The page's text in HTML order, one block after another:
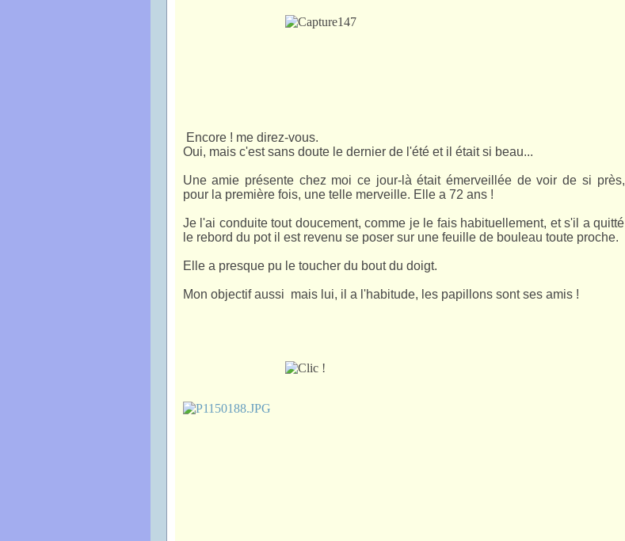
Encore ! me direz-vous.
Oui, mais c'est sans doute le dernier de l'été et il était si beau...
Une amie présente chez moi ce jour-là était émerveillée de voir de si près,
pour la première fois, une telle merveille. Elle a 72 ans !
Je l'ai conduite tout doucement, comme je le fais habituellement, et s'il a quitté
le rebord du pot il est revenu se poser sur une feuille de bouleau toute proche.
Elle a presque pu le toucher du bout du doigt.
Mon objectif aussi mais lui, il a l'habitude, les papillons sont ses amis !